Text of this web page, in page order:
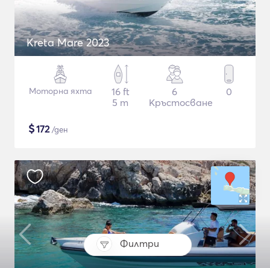
Филтри
Kreta Mare 2023
Моторна яхта
16 ft
5 m
6
Кръстосване
0
$172/ден